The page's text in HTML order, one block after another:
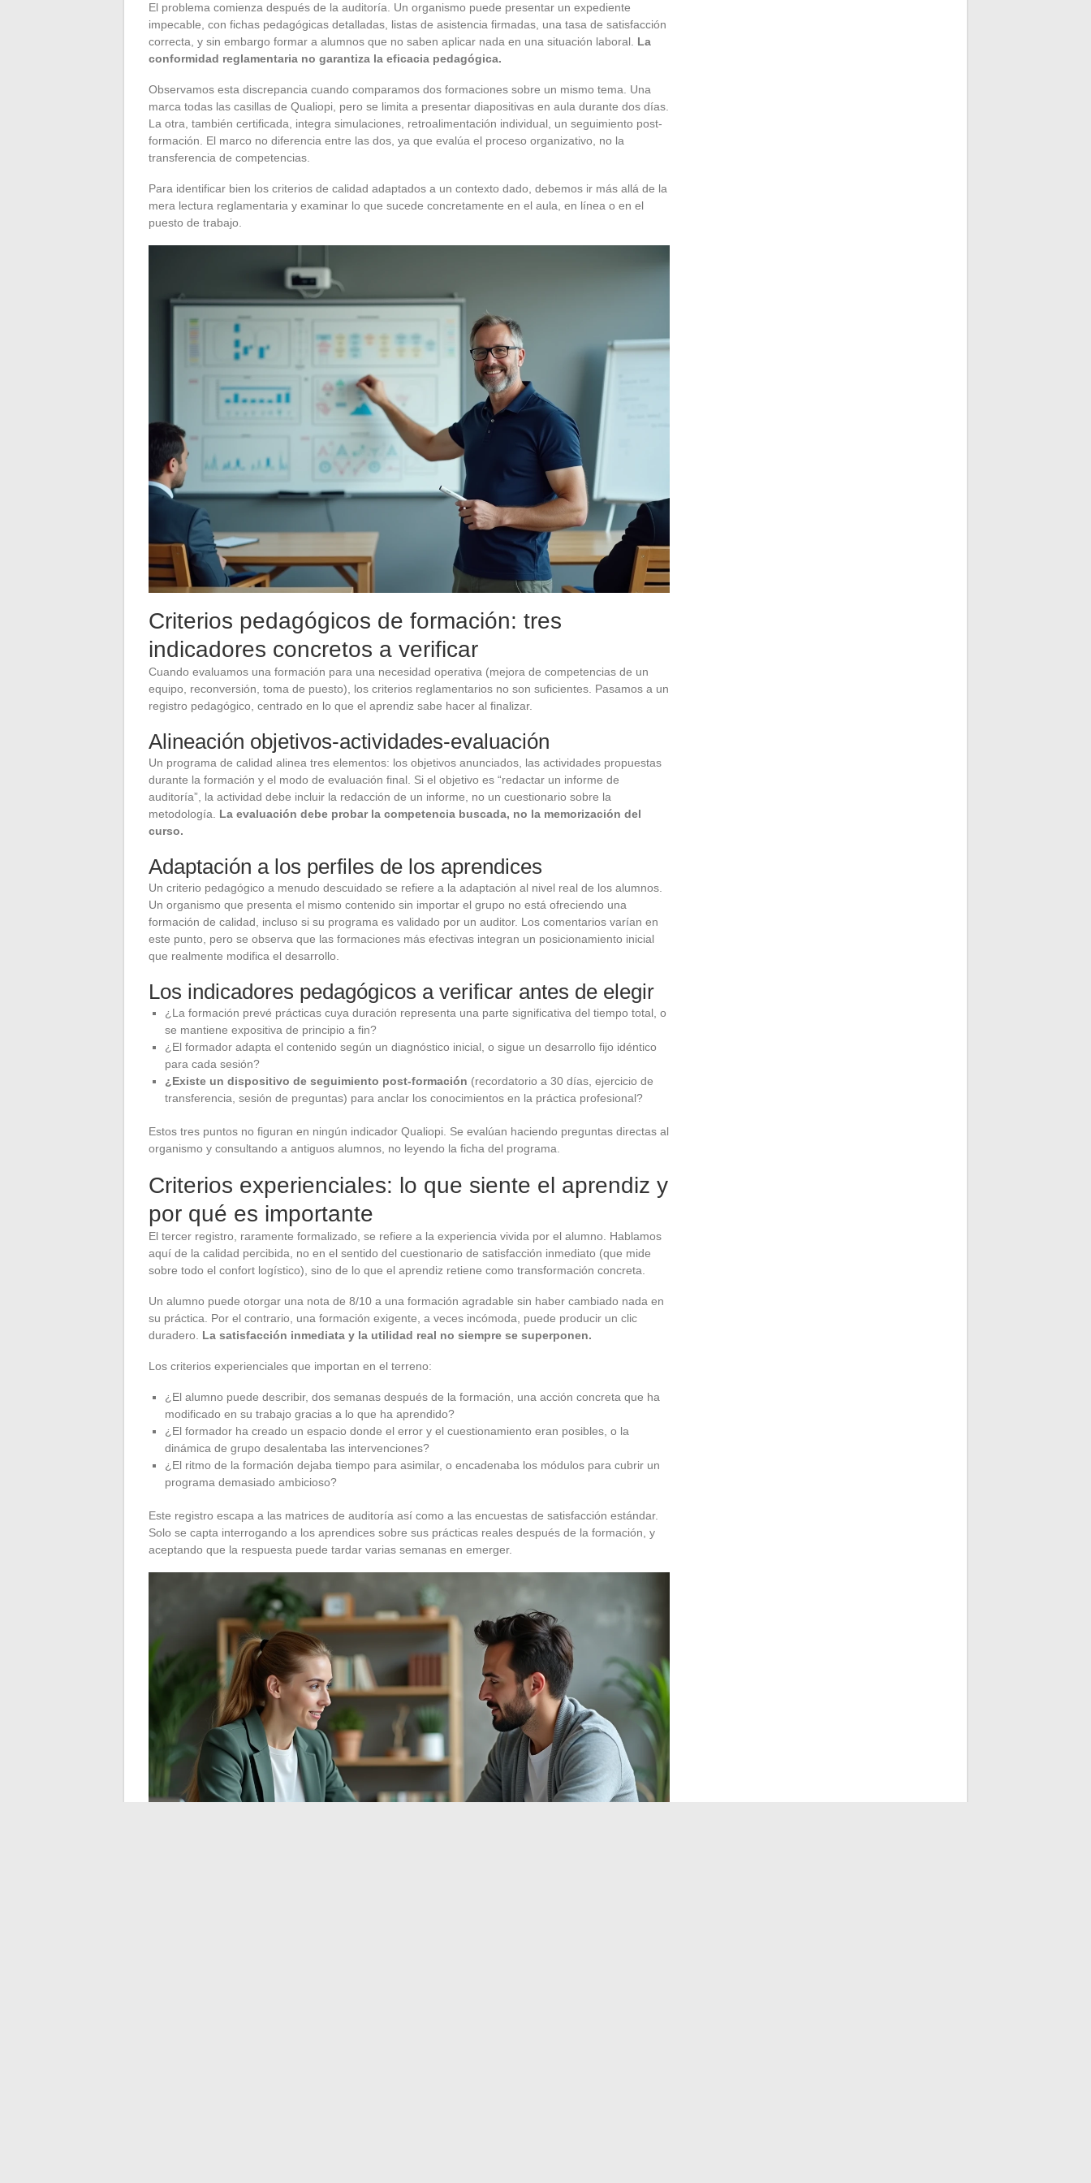
El problema comienza después de la auditoría. Un organismo puede presentar un expediente
impecable, con fichas pedagógicas detalladas, listas de asistencia firmadas, una tasa de satisfacción
correcta, y sin embargo formar a alumnos que no saben aplicar nada en una situación laboral. La
conformidad reglamentaria no garantiza la eficacia pedagógica.
Observamos esta discrepancia cuando comparamos dos formaciones sobre un mismo tema. Una
marca todas las casillas de Qualiopi, pero se limita a presentar diapositivas en aula durante dos días.
La otra, también certificada, integra simulaciones, retroalimentación individual, un seguimiento post-
formación. El marco no diferencia entre las dos, ya que evalúa el proceso organizativo, no la
transferencia de competencias.
Para identificar bien los criterios de calidad adaptados a un contexto dado, debemos ir más allá de la
mera lectura reglamentaria y examinar lo que sucede concretamente en el aula, en línea o en el
puesto de trabajo.
Criterios pedagógicos de formación: tres
indicadores concretos a verificar
Cuando evaluamos una formación para una necesidad operativa (mejora de competencias de un
equipo, reconversión, toma de puesto), los criterios reglamentarios no son suficientes. Pasamos a un
registro pedagógico, centrado en lo que el aprendiz sabe hacer al finalizar.
Alineación objetivos-actividades-evaluación
Un programa de calidad alinea tres elementos: los objetivos anunciados, las actividades propuestas
durante la formación y el modo de evaluación final. Si el objetivo es “redactar un informe de
auditoría”, la actividad debe incluir la redacción de un informe, no un cuestionario sobre la
metodología. La evaluación debe probar la competencia buscada, no la memorización del
curso.
Adaptación a los perfiles de los aprendices
Un criterio pedagógico a menudo descuidado se refiere a la adaptación al nivel real de los alumnos.
Un organismo que presenta el mismo contenido sin importar el grupo no está ofreciendo una
formación de calidad, incluso si su programa es validado por un auditor. Los comentarios varían en
este punto, pero se observa que las formaciones más efectivas integran un posicionamiento inicial
que realmente modifica el desarrollo.
Los indicadores pedagógicos a verificar antes de elegir
¿La formación prevé prácticas cuya duración representa una parte significativa del tiempo total, o
se mantiene expositiva de principio a fin?
¿El formador adapta el contenido según un diagnóstico inicial, o sigue un desarrollo fijo idéntico
para cada sesión?
¿Existe un dispositivo de seguimiento post-formación (recordatorio a 30 días, ejercicio de
transferencia, sesión de preguntas) para anclar los conocimientos en la práctica profesional?
Estos tres puntos no figuran en ningún indicador Qualiopi. Se evalúan haciendo preguntas directas al
organismo y consultando a antiguos alumnos, no leyendo la ficha del programa.
Criterios experienciales: lo que siente el aprendiz y
por qué es importante
El tercer registro, raramente formalizado, se refiere a la experiencia vivida por el alumno. Hablamos
aquí de la calidad percibida, no en el sentido del cuestionario de satisfacción inmediato (que mide
sobre todo el confort logístico), sino de lo que el aprendiz retiene como transformación concreta.
Un alumno puede otorgar una nota de 8/10 a una formación agradable sin haber cambiado nada en
su práctica. Por el contrario, una formación exigente, a veces incómoda, puede producir un clic
duradero. La satisfacción inmediata y la utilidad real no siempre se superponen.
Los criterios experienciales que importan en el terreno:
¿El alumno puede describir, dos semanas después de la formación, una acción concreta que ha
modificado en su trabajo gracias a lo que ha aprendido?
¿El formador ha creado un espacio donde el error y el cuestionamiento eran posibles, o la
dinámica de grupo desalentaba las intervenciones?
¿El ritmo de la formación dejaba tiempo para asimilar, o encadenaba los módulos para cubrir un
programa demasiado ambicioso?
Este registro escapa a las matrices de auditoría así como a las encuestas de satisfacción estándar.
Solo se capta interrogando a los aprendices sobre sus prácticas reales después de la formación, y
aceptando que la respuesta puede tardar varias semanas en emerger.